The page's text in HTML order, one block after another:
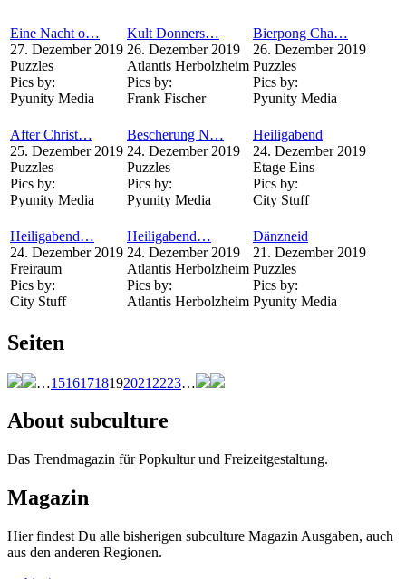
Eine Nacht o…
27. Dezember 2019
Puzzles
Pics by:
Pyunity Media
Kult Donners…
26. Dezember 2019
Atlantis Herbolzheim
Pics by:
Frank Fischer
Bierpong Cha…
26. Dezember 2019
Puzzles
Pics by:
Pyunity Media
After Christ…
25. Dezember 2019
Puzzles
Pics by:
Pyunity Media
Bescherung N…
24. Dezember 2019
Puzzles
Pics by:
Pyunity Media
Heiligabend
24. Dezember 2019
Etage Eins
Pics by:
City Stuff
Heiligabend…
24. Dezember 2019
Freiraum
Pics by:
City Stuff
Heiligabend…
24. Dezember 2019
Atlantis Herbolzheim
Pics by:
Atlantis Herbolzheim
Dänzneid
21. Dezember 2019
Puzzles
Pics by:
Pyunity Media
Seiten
…15161718192021 2223…
About subculture
Das Trendmagazin für Popkultur und Freizeitgestaltung.
Magazin
Hier findest Du alle bisherigen subculture Magazin Ausgaben, auch
aus den anderen Regionen.